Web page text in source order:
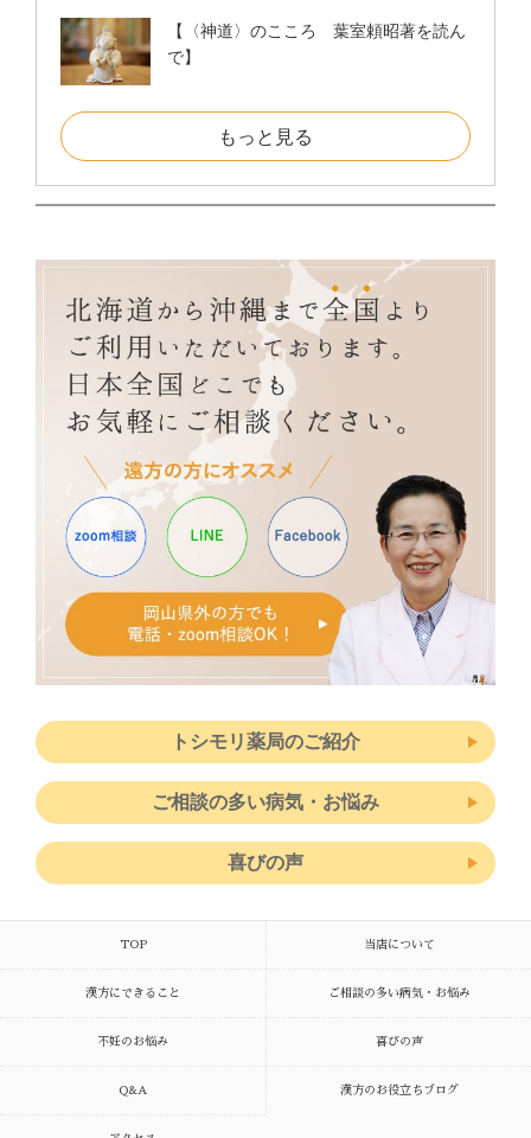
【〈神道〉のこころ 葉室頼昭著を読ん
で】
もっと見る
トシモリ薬局のご紹介
ご相談の多い病気・お悩み
喜びの声
TOP 当店について
漢方にできること ご相談の多い病気・お悩み
不妊のお悩み 喜びの声
Q&A 漢方のお役立ちブログ